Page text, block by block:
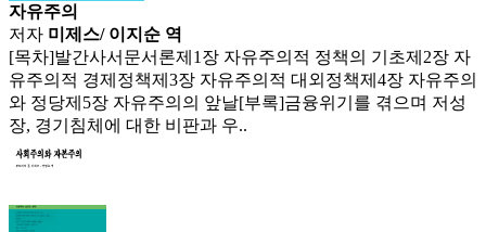
자유주의
저자 미제스/ 이지순 역
[목차]발간사서문서론제1장 자유주의적 정책의 기초제2장 자
유주의적 경제정책제3장 자유주의적 대외정책제4장 자유주의
와 정당제5장 자유주의의 앞날[부록]금융위기를 겪으며 저성
장, 경기침체에 대한 비판과 우..